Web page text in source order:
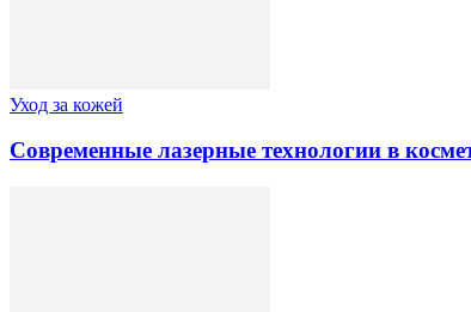
Уход за кожей
Современные лазерные технологии в